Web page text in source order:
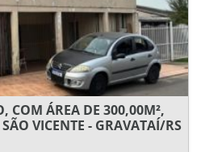
COM ÁREA DE 300,00M²,
VICENTE - GRAVATAÍ/RS